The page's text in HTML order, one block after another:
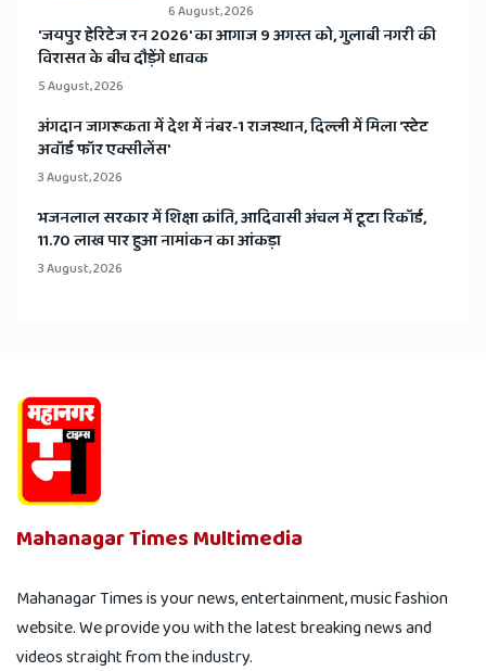
6 August, 2026
​'जयपुर हेरिटेज रन 2026' का आगाज 9 अगस्त को, गुलाबी नगरी की
विरासत के बीच दौड़ेंगे धावक
5 August, 2026
अंगदान जागरूकता में देश में नंबर-1 राजस्थान, दिल्ली में मिला 'स्टेट
अवॉर्ड फॉर एक्सीलेंस'
3 August, 2026
भजनलाल सरकार में शिक्षा क्रांति, आदिवासी अंचल में टूटा रिकॉर्ड,
11.70 लाख पार हुआ नामांकन का आंकड़ा
3 August, 2026
Mahanagar Times Multimedia
Mahanagar Times is your news, entertainment, music fashion
website. We provide you with the latest breaking news and
videos straight from the industry.